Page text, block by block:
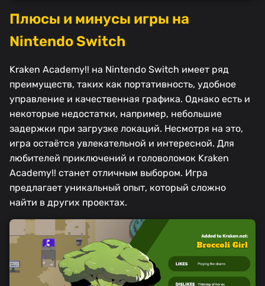
Плюсы и минусы игры на
Nintendo Switch
Kraken Academy!! на Nintendo Switch имеет ряд
преимуществ, таких как портативность, удобное
управление и качественная графика. Однако есть и
некоторые недостатки, например, небольшие
задержки при загрузке локаций. Несмотря на это,
игра остаётся увлекательной и интересной. Для
любителей приключений и головоломок Kraken
Academy!! станет отличным выбором. Игра
предлагает уникальный опыт, который сложно
найти в других проектах.